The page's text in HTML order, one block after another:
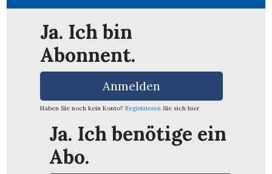
Ja. Ich bin
Abonnent.
Anmelden
Haben Sie noch kein Konto? Registrieren Sie sich hier
Ja. Ich benötige ein
Abo.